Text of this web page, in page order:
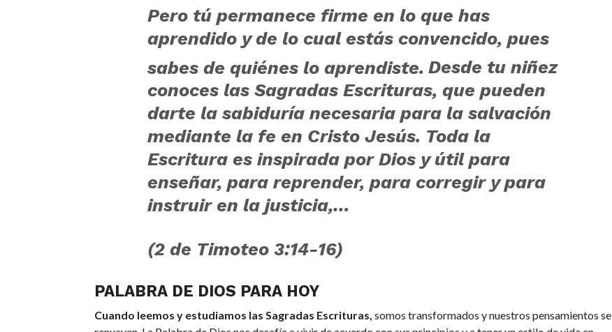
Pero tú permanece firme en lo que has
aprendido y de lo cual estás convencido, pues
sabes de quiénes lo aprendiste. Desde tu niñez
conoces las Sagradas Escrituras, que pueden
darte la sabiduría necesaria para la salvación
mediante la fe en Cristo Jesús. Toda la
Escritura es inspirada por Dios y útil para
enseñar, para reprender, para corregir y para
instruir en la justicia,…
(2 de Timoteo 3:14-16)
PALABRA DE DIOS PARA HOY
Cuando leemos y estudiamos las Sagradas Escrituras, somos transformados y nuestros pensamientos se